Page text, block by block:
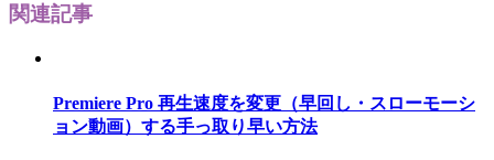
関連記事
Premiere Pro 再生速度を変更（早回し・スローモーシ
ョン動画）する手っ取り早い方法